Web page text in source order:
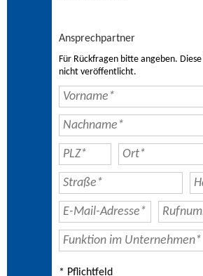
Ansprechpartner
Für Rückfragen bitte angeben.
nicht veröffentlicht.
* Pflichtfeld